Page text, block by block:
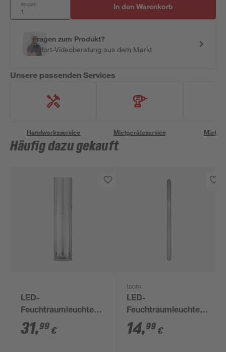
Anzahl: In den Warenkorb
Fragen zum Produkt?
Sofort-Videoberatung aus dem Markt
Unsere passenden Services
Handwerksservice Mietgeräteservice
Häufig dazu gekauft
LED-
Feuchtraumleuchte
G13 24 W 4800 lm
neutralweiß 10 x 5,8 x
31,99 €
toom
LED-
Feuchtraumleuchte
G13 18 W 1980 lm
neutralweiß 6,8 cm
14,99 €